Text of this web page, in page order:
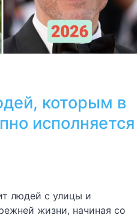
которым в
исполняется
людей с улицы и
жизни, начиная со